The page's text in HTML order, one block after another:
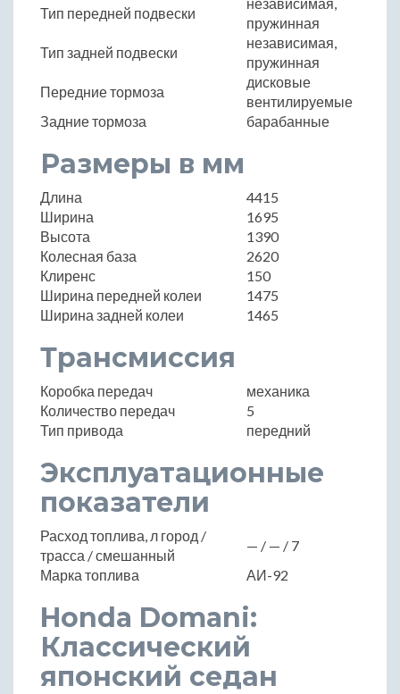
Тип передней подвески
пружинная
Тип задней подвески
независимая,
пружинная
Передние тормоза
дисковые
вентилируемые
Задние тормоза
барабанные
Размеры в мм
Длина
4415
Ширина
1695
Высота
1390
Колесная база
2620
Клиренс
150
Ширина передней колеи
1475
Ширина задней колеи
1465
Трансмиссия
Коробка передач
механика
Количество передач
5
Тип привода
передний
Эксплуатационные
показатели
Расход топлива, л город /
трасса / смешанный
— / — / 7
Марка топлива
АИ-92
Honda Domani:
Классический
японский седан